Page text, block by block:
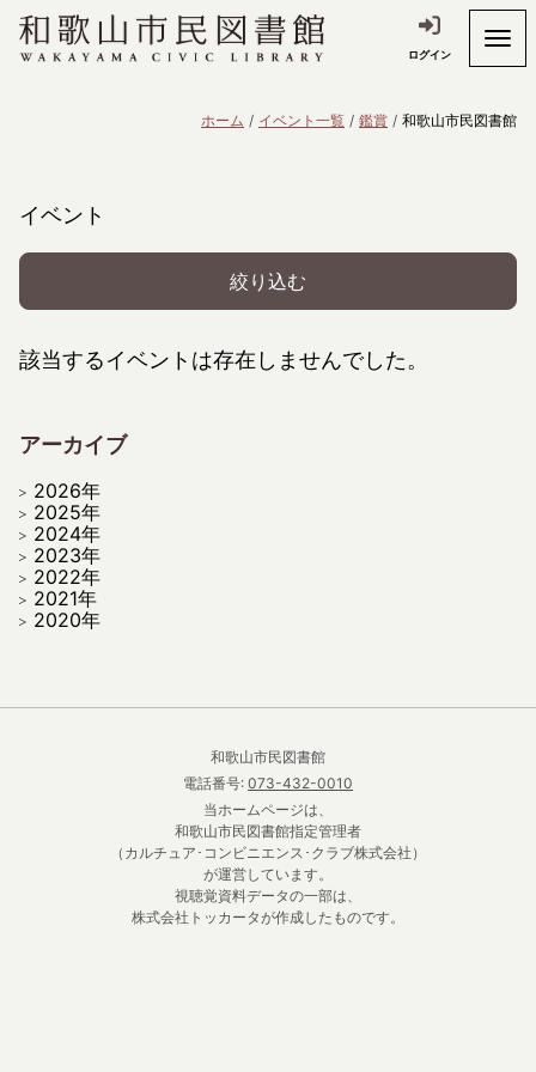
ログイン
ホーム イベント一覧 鑑賞 和歌山市民図書館
イベント
絞り込む
該当するイベントは存在しませんでした。
アーカイブ
2026年
2025年
2024年
2023年
2022年
2021年
2020年
和歌山市民図書館
電話番号: 073-432-0010
当ホームページは、
和歌山市民図書館指定管理者
（カルチュア･コンビニエンス･クラブ株式会社）
が運営しています。
視聴覚資料データの一部は、
株式会社トッカータが作成したものです。